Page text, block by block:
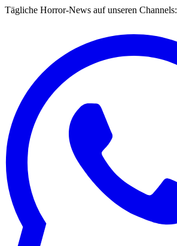
Tägliche Horror-News auf unseren Channels: